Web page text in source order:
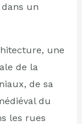
un
une
de la
de sa
du
les rues